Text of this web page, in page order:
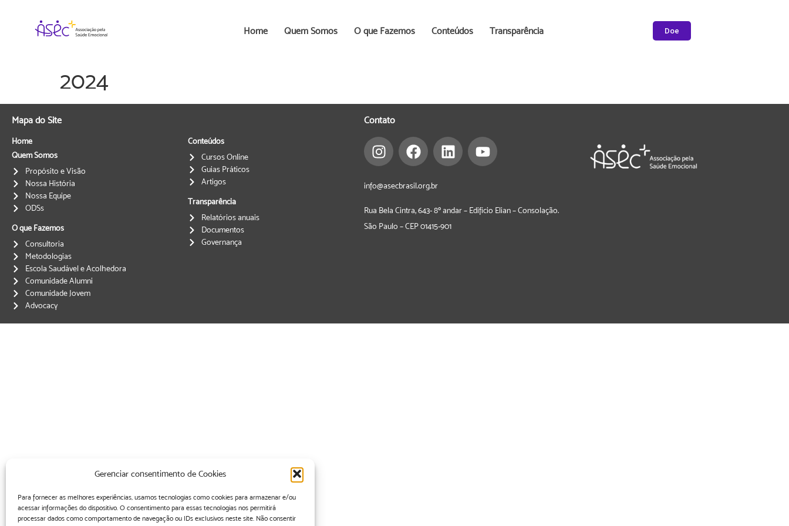
Gerenciar consentimento de Cookies
Para fornecer as melhores experiências, usamos tecnologias como cookies para armazenar e/ou
acessar informações do dispositivo. O consentimento para essas tecnologias nos permitirá
processar dados como comportamento de navegação ou IDs exclusivos neste site. Não consentir
Home Quem Somos O que Fazemos Conteúdos Transparência Doe
2024
Mapa do Site Contato
Home
Quem Somos
Propósito e Visão
Nossa História
Nossa Equipe
ODSs
O que Fazemos
Consultoria
Metodologias
Escola Saudável e Acolhedora
Comunidade Alumni
Comunidade Jovem
Advocacy
Conteúdos
Cursos Online
Guias Práticos
Artigos
Transparência
Relatórios anuais
Documentos
Governança
info@asecbrasil.org.br
Rua Bela Cintra, 643- 8º andar – Edifício Elian – Consolação.
São Paulo – CEP01415-901